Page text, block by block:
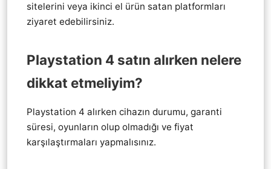
sitelerini veya ikinci el ürün satan platformları
ziyaret edebilirsiniz.
Playstation 4 satın alırken nelere
dikkat etmeliyim?
Playstation 4 alırken cihazın durumu, garanti
süresi, oyunların olup olmadığı ve fiyat
karşılaştırmaları yapmalısınız.